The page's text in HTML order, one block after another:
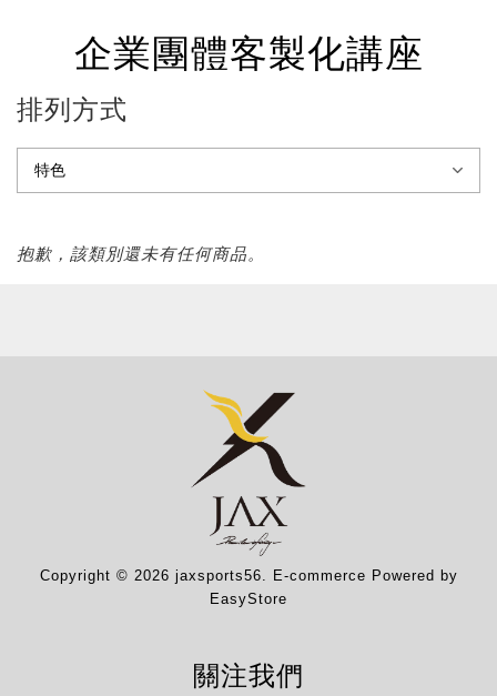
企業團體客製化講座
排列方式
抱歉，該類別還未有任何商品。
Copyright © 2026 jaxsports56. E-commerce Powered by
EasyStore
關注我們